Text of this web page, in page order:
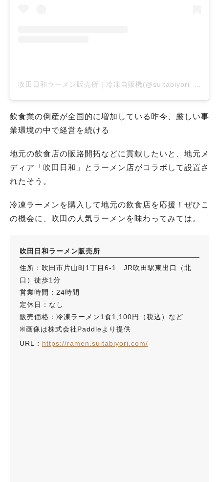
吹田日和ラーメン販売所｜冷凍自販機(@suitabiyori_store)がシェアした投稿
飲食業の倒産が全国的に増加している昨今、厳しい事
業環境の中で経営を続ける
地元の飲食店の販路開拓などに貢献したいと、地元メ
ディア「吹田日和」とラーメン店がコラボして設置さ
れたそう。
冷凍ラーメンを購入して地元の飲食店を応援！ぜひこ
の機会に、吹田の人気ラーメンを味わってみては。
吹田日和ラーメン販売所
住所：吹田市片山町1丁目6-1 JR吹田駅東出口（北
口）徒歩1分
営業時間：24時間
定休日：なし
販売価格：冷凍ラーメン1食1,100円（税込）など
※画像は株式会社Paddleより提供
URL： https://ramen.suitabiyori.com/